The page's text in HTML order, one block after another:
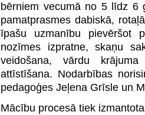
bērniem vecumā no 5 līdz 6
pamatprasmes dabiskā,
īpašu uzmanību pievēršot
nozīmes izpratne, skaņu
veidošana, vārdu
attīstīšana. Nodarbības
pedagoģes Jeļena Grīsle un
Mācību procesā tiek